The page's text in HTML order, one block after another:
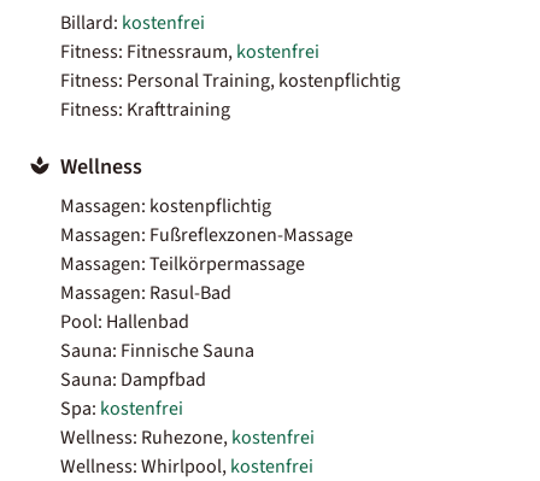
Billard: kostenfrei
Fitness: Fitnessraum,kostenfrei
Fitness: Personal Training, kostenpflichtig
Fitness: Krafttraining
Wellness
Massagen: kostenpflichtig
Massagen: Fußreflexzonen-Massage
Massagen: Teilkörpermassage
Massagen: Rasul-Bad
Pool: Hallenbad
Sauna: Finnische Sauna
Sauna: Dampfbad
Spa: kostenfrei
Wellness: Ruhezone,kostenfrei
Wellness: Whirlpool,kostenfrei